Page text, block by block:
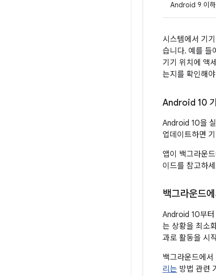
Android 9 이하
시스템에서 기
습니다. 예를 들
기기 위치에 액
는지를 확인해
Android 10 기
Android 10을
업데이트하면
앱이 백그라운
이드를 참고하
백그라운드
Android 10부터
는 상황을 최소
과로 활동을 시
백그라운드에
리는 방법 관련